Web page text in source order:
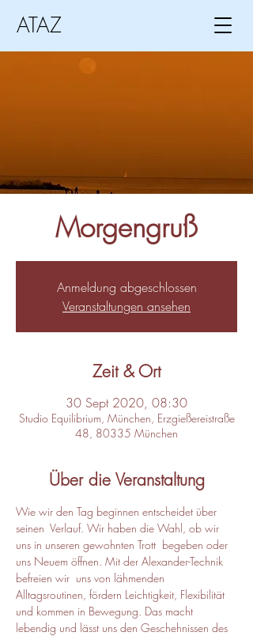
ATAZ
Morgengruß
Anmeldung abgeschlossen
Veranstaltungen ansehen
Zeit & Ort
30 Sept 2020, 08:30
Studio Equilibrium, München, Erzgießereistraße
48, 80335 München
Über die Veranstaltung
Wie wir den Tag beginnen entscheidet über
seinen  Verlauf. Wir haben die Wahl, ob wir
uns in unseren gewohnten Trott  begeben oder
uns Neuem öffnen. Mit der Alexander-Technik
befreien wir  uns von lähmenden
Alltagsroutinen, fördern Leichtigkeit, Flexibilität
und kommen in Bewegung. Das macht
lebendig und lässt uns den Geschehnissen des